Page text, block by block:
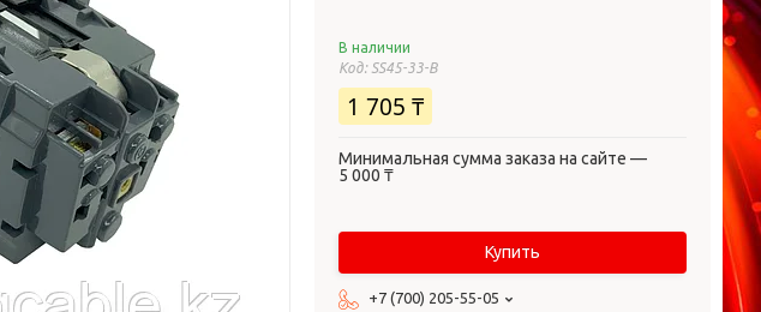
В наличии
Код: SS45-33-B
1 705 ₸
Минимальная сумма заказа на сайте —
5 000 ₸
Купить
+7 (700) 205-55-05